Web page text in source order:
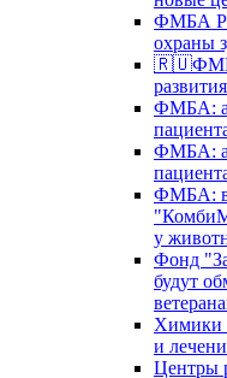
ФМБА
охраны
🇷🇺ФМБА
ФМБА:
ФМБА:
ФМБА:
у
Фонд
будут
Химики
и
Центры